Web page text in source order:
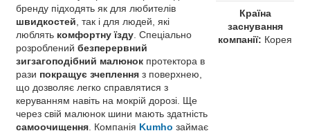
бренду підходять як для любителів
швидкостей , так і для людей, які
люблять комфортну їзду . Спеціально
розроблений безперервний
зигзагоподібний малюнок протектора в
рази покращує зчеплення з поверхнею,
що дозволяє легко справлятися з
керуванням навіть на мокрій дорозі. Ще
через свій малюнок шини мають здатність
самоочищення . Компанія Kumho займає
Країна
заснування
компанії: Корея